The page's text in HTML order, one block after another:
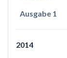
Ausgabe 1
2014